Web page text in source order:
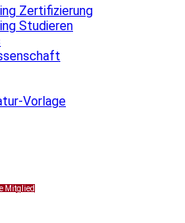
Zertifizierung
Studieren
Vorlage
Mitglied